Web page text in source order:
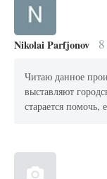
Nikolai Parfjonov
Читаю данное
выставляют
старается помочь,